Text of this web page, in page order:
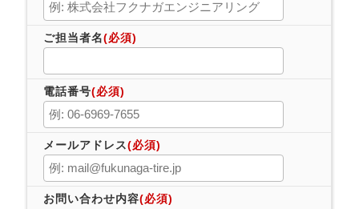
ご担当者名(必須)
電話番号(必須)
メールアドレス(必須)
お問い合わせ内容(必須)